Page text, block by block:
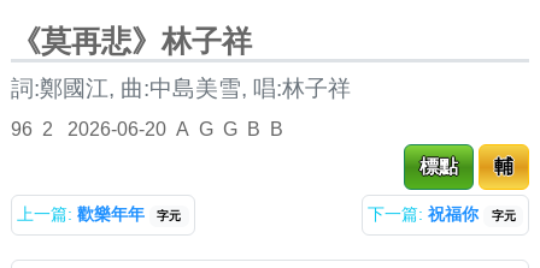
《莫再悲》林子祥
詞:鄭國江, 曲:中島美雪, 唱:林子祥
96 2 2026-06-20 A G G B
B
標點
輔
上一篇: 歡樂年年 字元 下一篇: 祝福你 字元